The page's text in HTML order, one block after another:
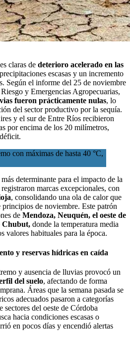
claras de deterioro acelerado en las
precipitaciones escasas y un incremento
Según el informe del 25 de noviembre
y Emergencias Agropecuarias,
fueron prácticamente nulas, lo
del sector productivo por la sequía.
y el sur de Entre Ríos recibieron
por encima de los 20 milímetros,
con máximas de hasta 40 °C,
determinante para el impacto de la
marcas excepcionales, con
, consolidando una ola de calor que
de noviembre. Este patrón
de Mendoza, Neuquén, el oeste de
Chubut, donde la temperatura media
valores habituales para la época.
y reservas hídricas en caída
y ausencia de lluvias provocó un
del suelo, afectando de forma
Áreas que la semana pasada se
adecuados pasaron a categorías
sectores del oeste de Córdoba
hacia condiciones escasas o
en pocos días y encendió alertas